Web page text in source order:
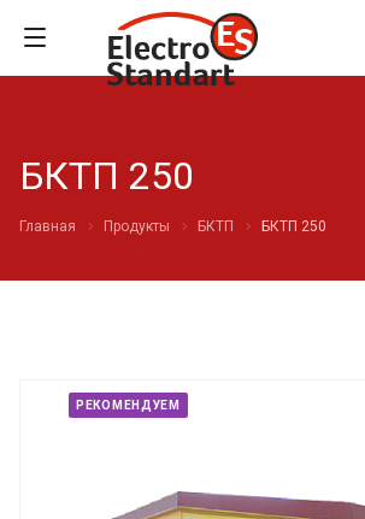
БКТП 250
Главная Продукты БКТП БКТП 250
РЕКОМЕНДУЕМ